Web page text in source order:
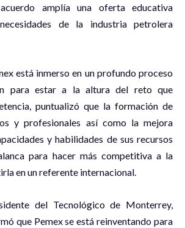
amplía una oferta educativa
de la industria petrolera
está inmerso en un profundo proceso
para estar a la altura del reto que
puntualizó que la formación de
y profesionales así como la mejora
y habilidades de sus recursos
para hacer más competitiva a la
en un referente internacional.
del Tecnológico de Monterrey,
que Pemex se está reinventando para